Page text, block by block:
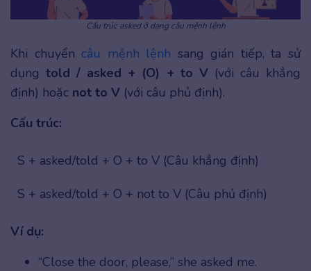
Cấu trúc asked ở dạng câu mệnh lệnh
Khi chuyển câu mệnh lệnh sang gián tiếp, ta sử
dụngtold / asked + (O) + to V(với câu khẳng
định) hoặc not to V (với câu phủ định).
Cấu trúc:
S + asked/told + O + to V (Câu khẳng định)
S + asked/told + O + not to V (Câu phủ định)
Ví dụ:
“Close the door, please,” she asked me.